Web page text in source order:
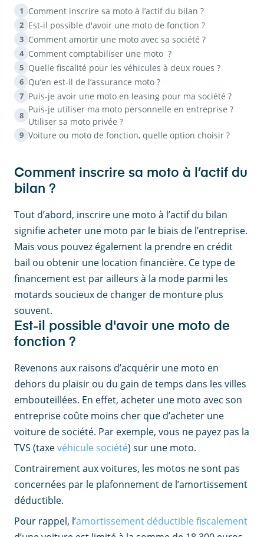
1 Comment inscrire sa moto à l’actif du bilan ?
2 Est-il possible d'avoir une moto de fonction ?
3 Comment amortir une moto avec sa société ?
4 Comment comptabiliser une moto ?
5 Quelle fiscalité pour les véhicules à deux roues ?
6 Qu’en est-il de l’assurance moto ?
7 Puis-je avoir une moto en leasing pour ma société ?
8
Puis-je utiliser ma moto personnelle en entreprise ?
Utiliser sa moto privée ?
9 Voiture ou moto de fonction, quelle option choisir ?
Comment inscrire sa moto à l’actif du
bilan ?
Tout d’abord, inscrire une moto à l’actif du bilan
signifie acheter une moto par le biais de l’entreprise.
Mais vous pouvez également la prendre en crédit
bail ou obtenir une location financière. Ce type de
financement est par ailleurs à la mode parmi les
motards soucieux de changer de monture plus
souvent.
Est-il possible d'avoir une moto de
fonction ?
Revenons aux raisons d’acquérir une moto en
dehors du plaisir ou du gain de temps dans les villes
embouteillées. En effet, acheter une moto avec son
entreprise coûte moins cher que d’acheter une
voiture de société. Par exemple, vous ne payez pas la
TVS (taxevéhicule société) sur une moto.
Contrairement aux voitures, les motos ne sont pas
concernées par le plafonnement de l’amortissement
déductible.
Pour rappel, l’amortissement déductible fiscalement